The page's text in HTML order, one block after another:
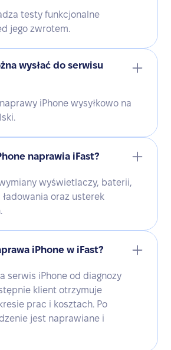
testy funkcjonalne
jego zwrotem.
wysłać do serwisu
iPhone wysyłkowo na
naprawia iFast?
wyświetlaczy, baterii,
oraz usterek
iPhone w iFast?
serwis iPhone od diagnozy
klient otrzymuje
prac i kosztach. Po
jest naprawiane i